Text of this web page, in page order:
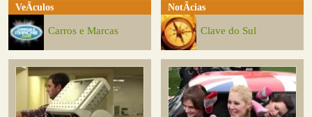
VeÃ­culos
Carros e Marcas
NotÃ­cias
Clave do Sul